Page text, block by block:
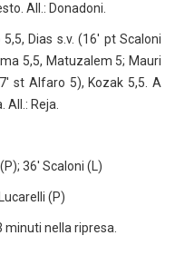
All.: Donadoni.
Dias s.v. (16′ pt Scaloni
5,5, Matuzalem 5; Mauri
st Alfaro 5), Kozak 5,5. A
All.: Reja.
36′ Scaloni (L)
(P)
nella ripresa.